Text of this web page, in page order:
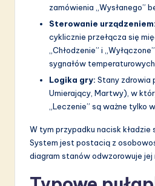
zamówienia „Wysłanego”
Sterowanie urządzeniem:
cyklicznie przełącza się
„Chłodzenie” i
sygnałów
Logika gry: Stany zdrowia
Umierający, Martwy), w
„Leczenie” są ważne tylko
W tym przypadku nacisk kładzie
System jest postacią z
diagram stanów odwzorowuje jej